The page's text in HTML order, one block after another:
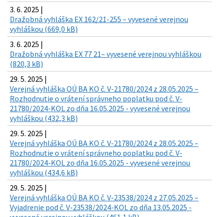
3. 6. 2025 |
Dražobná vyhláška EX 162/21-255 – vyvesené verejnou
vyhláškou (669,0 kB)
3. 6. 2025 |
Dražobná vyhláška EX 77 21– vyvesené verejnou vyhláškou
(820,3 kB)
29. 5. 2025 |
Verejná vyhláška OÚ BA KO č. V-21780/2024 z 28.05.2025 –
Rozhodnutie o vrátení správneho poplatku pod č. V-
21780/2024-KOL zo dňa 16.05.2025 - vyvesené verejnou
vyhláškou (432,3 kB)
29. 5. 2025 |
Verejná vyhláška OÚ BA KO č. V-21780/2024 z 28.05.2025 –
Rozhodnutie o vrátení správneho poplatku pod č. V-
21780/2024-KOL zo dňa 16.05.2025 - vyvesené verejnou
vyhláškou (434,6 kB)
29. 5. 2025 |
Verejná vyhláška OÚ BA KO č. V-23538/2024 z 27.05.2025 –
Vyjadrenie pod č. V-23538/2024-KOL zo dňa 13.05.2025 -